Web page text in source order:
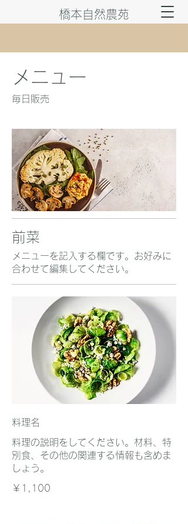
橋本自然農苑
メニュー
毎日販売
前菜
メニューを記入する欄です。お好みに
合わせて編集してください。
料理名
料理の説明をしてください。材料、特
別食、その他の関連する情報も含めま
しょう。
￥1,100